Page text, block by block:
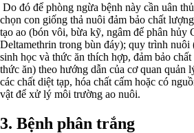
Do đó để phòng ngừa bệnh này cần uân
chọn con giống thả nuôi đảm bảo chất
tạo ao (bón vôi, bừa kỹ, ngâm để phân hủy
Deltamethrin trong bùn đáy); quy trình nuôi
sinh học và thức ăn thích hợp, đảm bảo
thức ăn) theo hướng dẫn của cơ quan quản
các chất diệt tạp, hóa chất cấm hoặc có
vật để xử lý môi trường ao nuôi.
3. Bệnh phân trắng